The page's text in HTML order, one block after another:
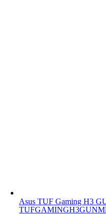
Asus TUF Gaming H3